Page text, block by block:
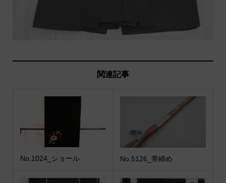
関連記事
No.1024_ショール No.5126_帯締め